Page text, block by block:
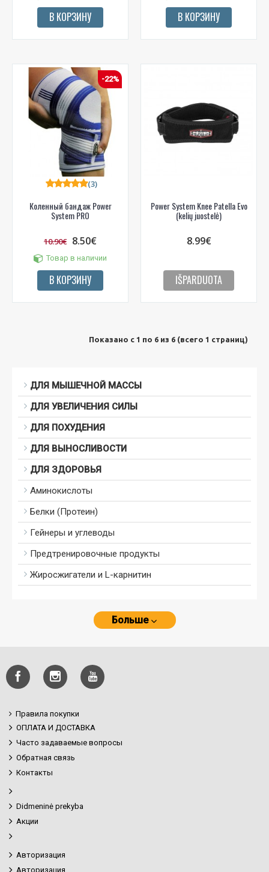
В КОРЗИНУ В КОРЗИНУ
-22%
Коленный бандаж Power
System PRO
(3)
10.90€ 8.50€
Товар в наличии
В КОРЗИНУ
Power System Knee Patella Evo
(kelių juostelė)
8.99€
IŠPARDUOTA
Показано с 1 по 6 из 6 (всего 1 страниц)
ДЛЯ МЫШЕЧНОЙ МАССЫ
ДЛЯ УВЕЛИЧЕНИЯ СИЛЫ
ДЛЯ ПОХУДЕНИЯ
ДЛЯ ВЫНОСЛИВОСТИ
ДЛЯ ЗДОРОВЬЯ
Аминокислоты
Белки (Протеин)
Гейнеры и углеводы
Предтренировочные продукты
Жиросжигатели и L-карнитин
Больше
Правила покупки
ОПЛАТА И ДОСТАВКА
Часто задаваемые вопросы
Обратная связь
Контакты
Didmeninė prekyba
Акции
Авторизация
Авторизация